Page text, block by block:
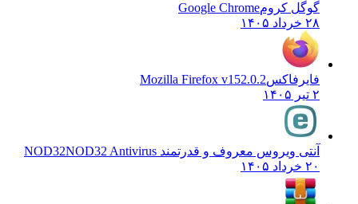
گوگل کرومGoogle Chrome
۲۸ خرداد ۱۴۰۵
فایرفاکسMozilla Firefox v152.0.2
آنتی ویروس معروف و قدرتمند NOD32NOD32 Antivirus
۲۰ خرداد ۱۴۰۵